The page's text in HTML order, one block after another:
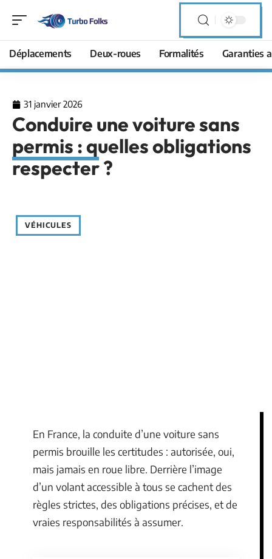
Déplacements Deux-roues Formalités Garanties
31 janvier 2026
Conduire une voiture sans
permis : quelles obligations
respecter ?
VÉHICULES
En France, la conduite d’une voiture sans
permis brouille les certitudes : autorisée, oui,
mais jamais en roue libre. Derrière l’image
d’un volant accessible à tous se cachent des
règles strictes, des obligations précises, et de
vraies responsabilités à assumer.